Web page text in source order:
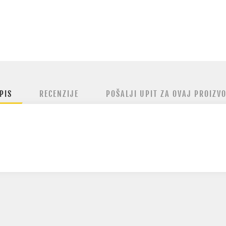
RECENZIJE POŠALJI UPIT ZA OVAJ